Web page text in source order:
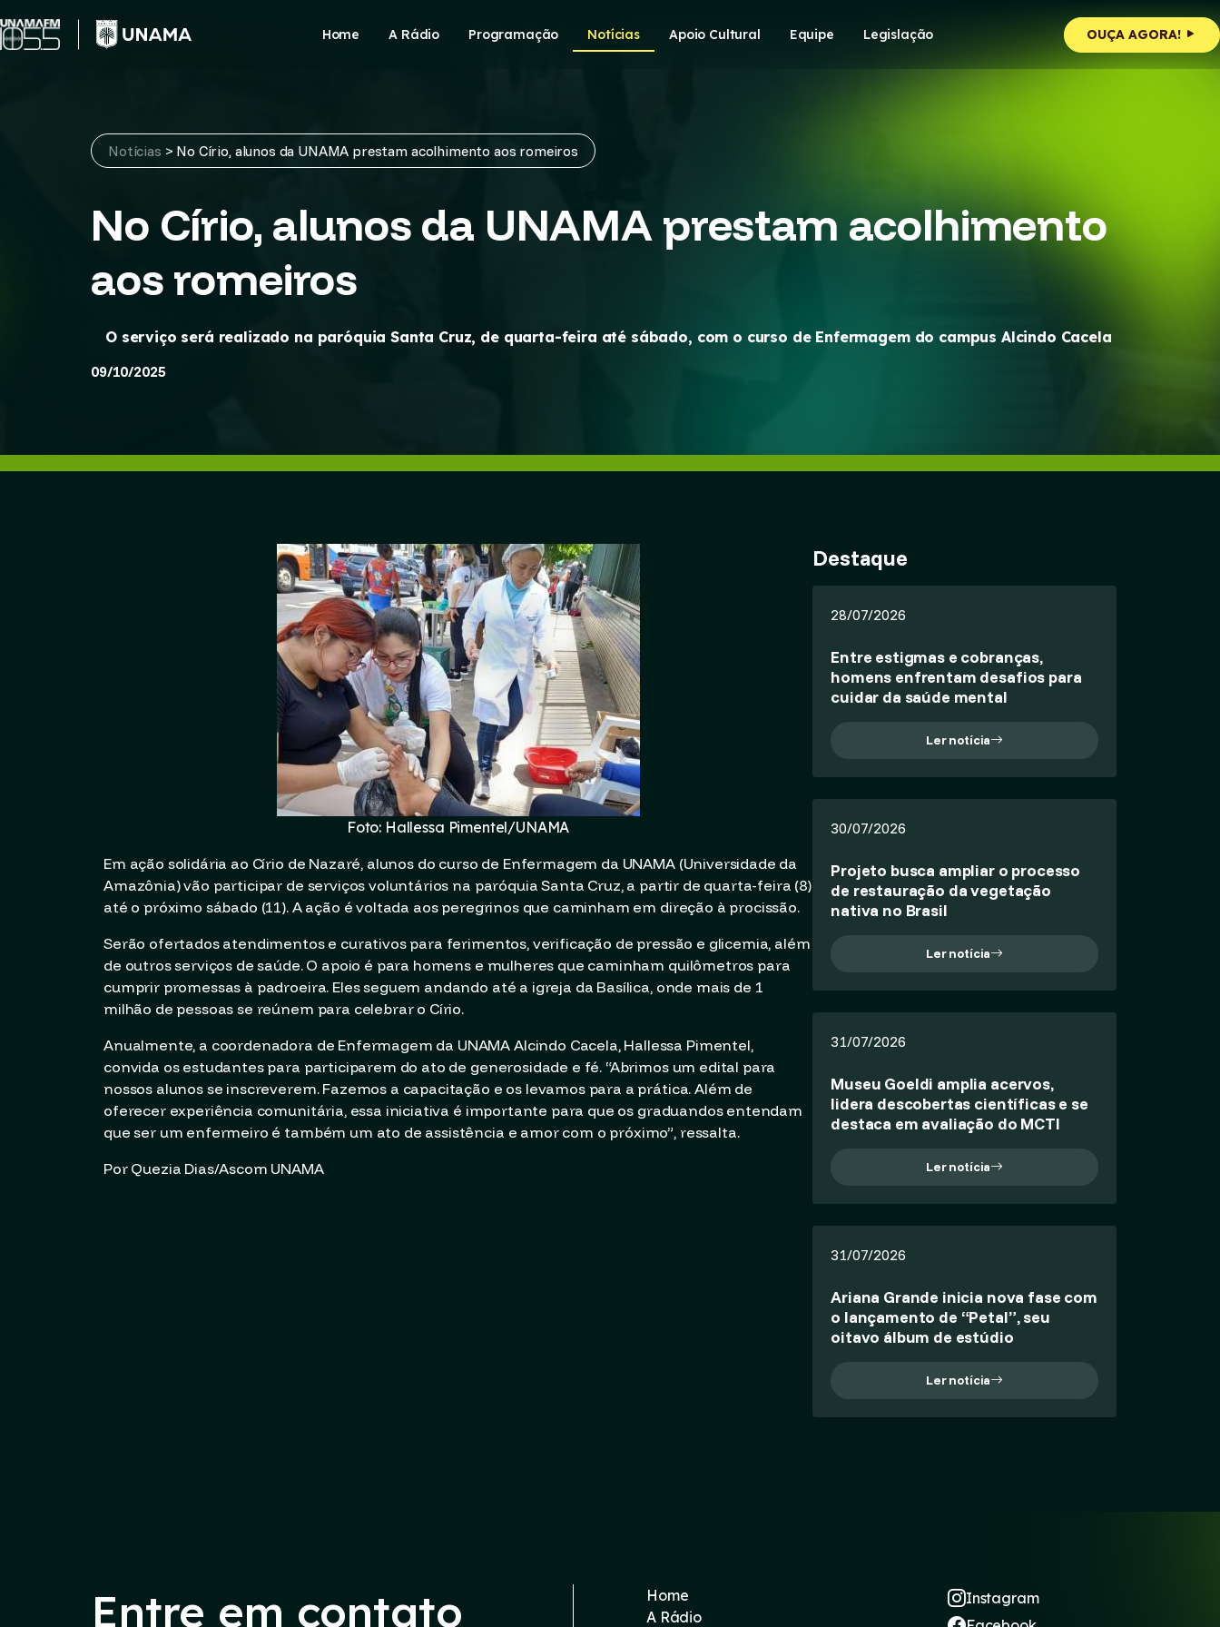
to
content
Home A Rádio Programação Notícias Apoio Cultural Equipe Legislação OUÇA AGORA!
Notícias > No Círio, alunos da UNAMA prestam acolhimento aos romeiros
No Círio, alunos da UNAMA prestam acolhimento
aos romeiros
O serviço será realizado na paróquia Santa Cruz, de quarta-feira até sábado, com o curso de Enfermagem do campus Alcindo Cacela
09/10/2025
Foto: Hallessa Pimentel/UNAMA
Em ação solidária ao Círio de Nazaré, alunos do curso de Enfermagem da UNAMA (Universidade da
Amazônia) vão participar de serviços voluntários na paróquia Santa Cruz, a partir de quarta-feira (8)
até o próximo sábado (11). A ação é voltada aos peregrinos que caminham em direção à procissão.
Serão ofertados atendimentos e curativos para ferimentos, verificação de pressão e glicemia, além
de outros serviços de saúde. O apoio é para homens e mulheres que caminham quilômetros para
cumprir promessas à padroeira. Eles seguem andando até a igreja da Basílica, onde mais de 1
milhão de pessoas se reúnem para celebrar o Círio.
Anualmente, a coordenadora de Enfermagem da UNAMA Alcindo Cacela, Hallessa Pimentel,
convida os estudantes para participarem do ato de generosidade e fé. “Abrimos um edital para
nossos alunos se inscreverem. Fazemos a capacitação e os levamos para a prática. Além de
oferecer experiência comunitária, essa iniciativa é importante para que os graduandos entendam
que ser um enfermeiro é também um ato de assistência e amor com o próximo”, ressalta.
Por Quezia Dias/Ascom UNAMA
Destaque
28/07/2026
Entre estigmas e cobranças,
homens enfrentam desafios para
cuidar da saúde mental
Ler notícia
30/07/2026
Projeto busca ampliar o processo
de restauração da vegetação
nativa no Brasil
Ler notícia
31/07/2026
Museu Goeldi amplia acervos,
lidera descobertas científicas e se
destaca em avaliação do MCTI
Ler notícia
31/07/2026
Ariana Grande inicia nova fase com
o lançamento de “Petal”, seu
oitavo álbum de estúdio
Ler notícia
Entre em contato
Home
A Rádio
Instagram